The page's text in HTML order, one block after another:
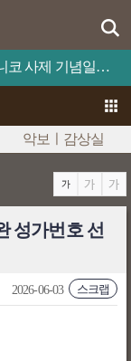
못할 일은 하나도 없을 것이다.
악보ㅣ감상실
성가번호 선
스크랩
2026-06-03